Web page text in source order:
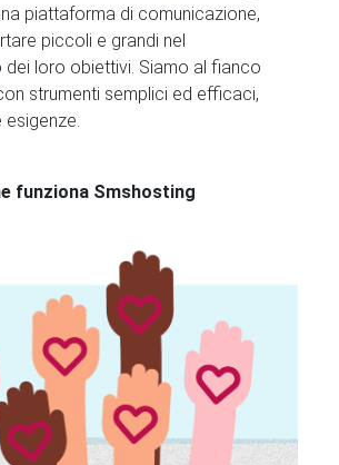
piattaforma di comunicazione,
piccoli e grandi nel
dei loro obiettivi. Siamo al fianco
strumenti semplici ed efficaci,
funziona Smshosting